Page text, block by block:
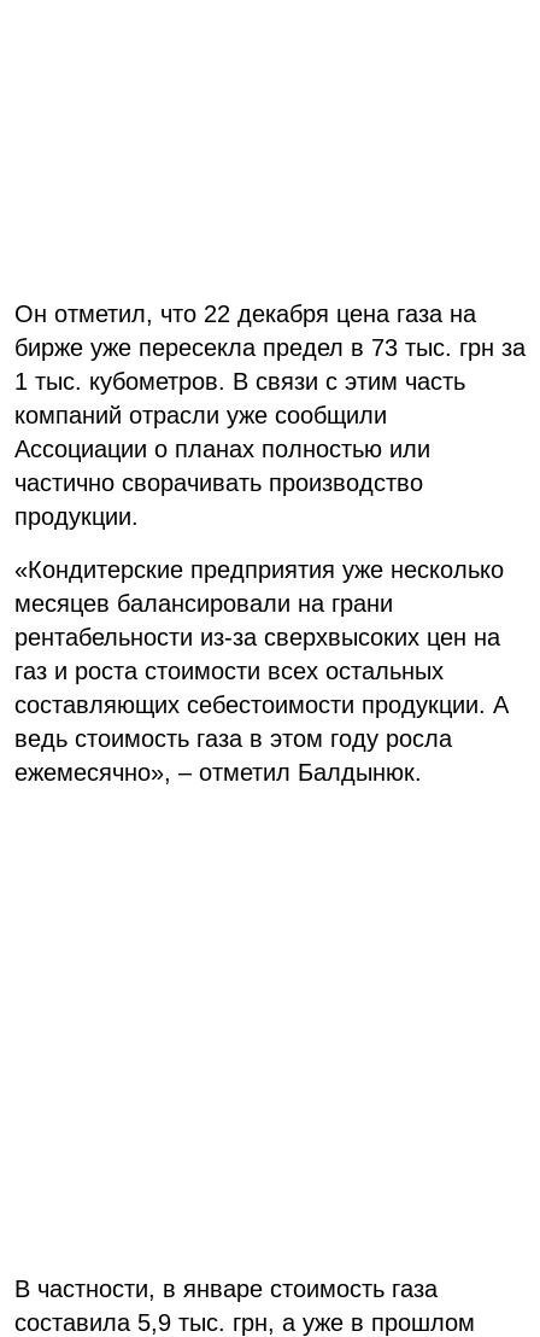
Он отметил, что 22 декабря цена газа на
бирже уже пересекла предел в 73 тыс. грн за
1 тыс. кубометров. В связи с этим часть
компаний отрасли уже сообщили
Ассоциации о планах полностью или
частично сворачивать производство
продукции.
«Кондитерские предприятия уже несколько
месяцев балансировали на грани
рентабельности из-за сверхвысоких цен на
газ и роста стоимости всех остальных
составляющих себестоимости продукции. А
ведь стоимость газа в этом году росла
ежемесячно», – отметил Балдынюк.
В частности, в январе стоимость газа
составила 5,9 тыс. грн, а уже в прошлом